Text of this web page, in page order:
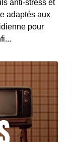
anti-stress et
adaptés aux
pour